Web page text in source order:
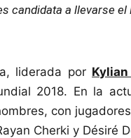
candidata a llevarse el
liderada por
2018. En la
con
Cherki y Désiré